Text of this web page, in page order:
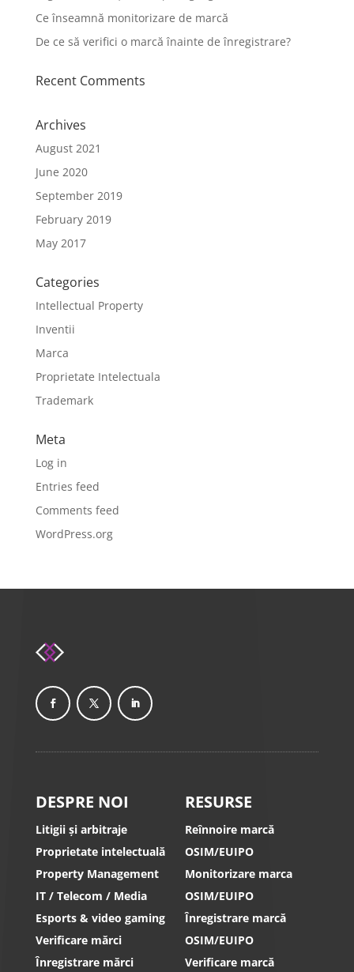
Ce înseamnă monitorizare de marcă
De ce să verifici o marcă înainte de înregistrare?
Recent Comments
Archives
August 2021
June 2020
September 2019
February 2019
May 2017
Categories
Intellectual Property
Inventii
Marca
Proprietate Intelectuala
Trademark
Meta
Log in
Entries feed
Comments feed
WordPress.org
DESPRE NOI
Litigii și arbitraje
Proprietate intelectuală
Property Management
IT / Telecom / Media
Esports & video gaming
Verificare mărci
Înregistrare mărci
RESURSE
Reînnoire marcă
OSIM/EUIPO
Monitorizare marca
OSIM/EUIPO
Înregistrare marcă
OSIM/EUIPO
Verificare marcă